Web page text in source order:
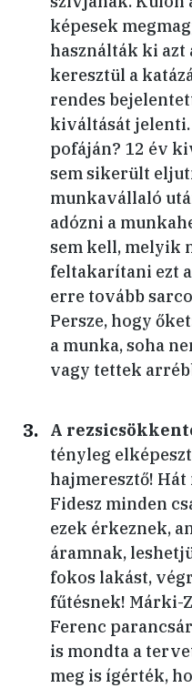
képesek
használták ki azt
keresztül a
rendes
kiváltását jelenti.
pofáján? 12 év
sem sikerült
munkavállaló
adózni a
sem kell, melyik
feltakarítani ezt a
erre tovább
Persze, hogy
a munka, soha
vagy tettek
A
tényleg
hajmeresztő!
Fidesz minden
ezek érkeznek,
áramnak,
fokos lakást,
fűtésnek! Márki-
Ferenc
is mondta a
meg is ígérték,